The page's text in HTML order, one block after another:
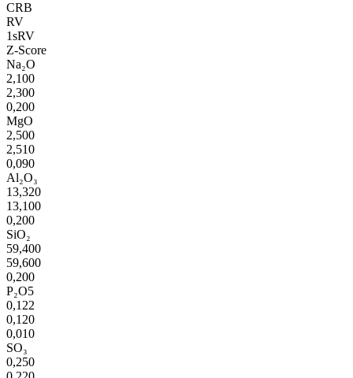
CRB
RV
1sRV
Z-Score
Na₂O
2,100
2,300
0,200
MgO
2,500
2,510
0,090
Al₂O₃
13,320
13,100
0,200
SiO₂
59,400
59,600
0,200
P₂O5
0,122
0,120
0,010
SO₃
0,250